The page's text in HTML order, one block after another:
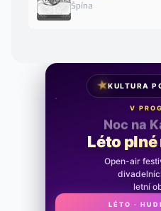
Špína
★KULTURA
V
Noc na
Léto
Open-air
letní
LÉTO ·